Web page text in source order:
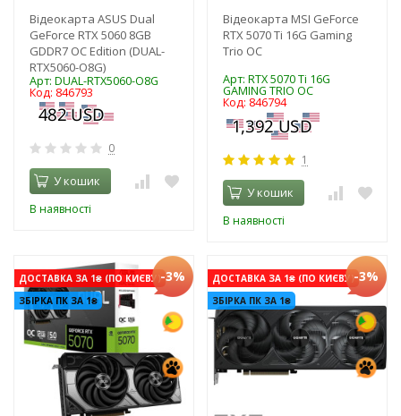
Відеокарта ASUS Dual
GeForce RTX 5060 8GB
GDDR7 OC Edition (DUAL-
RTX5060-O8G)
Арт: DUAL-RTX5060-O8G
Код: 846793
0
У кошик
В наявності
Відеокарта MSI GeForce
RTX 5070 Ti 16G Gaming
Trio OC
Арт: RTX 5070 Ti 16G
GAMING TRIO OC
Код: 846794
1
У кошик
В наявності
ДОСТАВКА ЗА 1₴ (ПО КИЄВУ)
ЗБІРКА ПК ЗА 1₴
-3%
ДОСТАВКА ЗА 1₴ (ПО КИЄВУ)
ЗБІРКА ПК ЗА 1₴
-3%